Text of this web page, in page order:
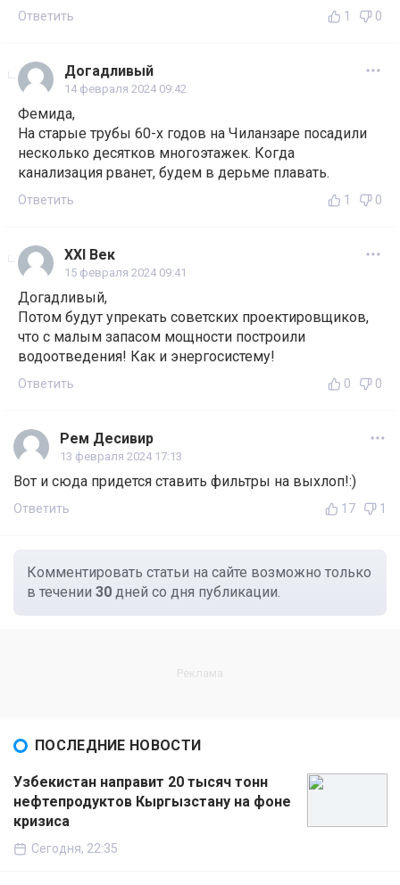
Ответить 1 0
Догадливый
14 февраля 2024 09:42
Фемида,
На старые трубы 60-х годов на Чиланзаре посадили
несколько десятков многоэтажек. Когда
канализация рванет, будем в дерьме плавать.
Ответить 1 0
ХХl Век
15 февраля 2024 09:41
Догадливый,
Потом будут упрекать советских проектировщиков,
что с малым запасом мощности построили
водоотведения! Как и энергосистему!
Ответить 0 0
Рем Десивир
13 февраля 2024 17:13
Вот и сюда придется ставить фильтры на выхлоп!:)
Ответить 17 1
Комментировать статьи на сайте возможно только
в течении 30 дней со дня публикации.
ПОСЛЕДНИЕ НОВОСТИ
Узбекистан направит 20 тысяч тонн
нефтепродуктов Кыргызстану на фоне
кризиса
Сегодня, 22:35